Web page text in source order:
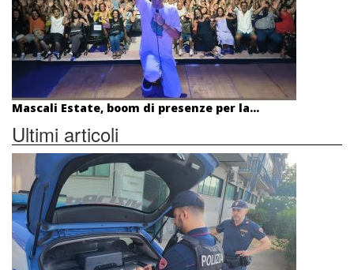
Mascali Estate, boom di presenze per la...
Ultimi articoli